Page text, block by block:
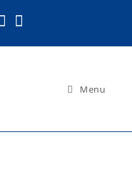
Menu